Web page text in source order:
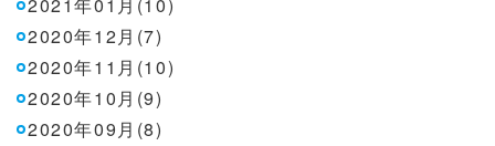
2020年12月(7)
2020年11月(10)
2020年10月(9)
2020年09月(8)